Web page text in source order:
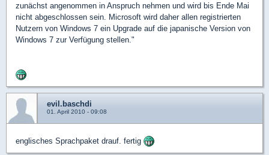
zunächst angenommen in Anspruch nehmen und wird bis Ende Mai
nicht abgeschlossen sein. Microsoft wird daher allen registrierten
Nutzern von Windows 7 ein Upgrade auf die japanische Version von
Windows 7 zur Verfügung stellen."
evil.baschdi
01. April 2010 - 09:08
englisches Sprachpaket drauf. fertig